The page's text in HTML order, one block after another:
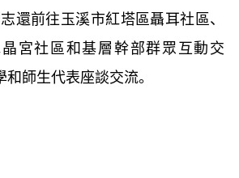
前往玉溪市紅塔區聶耳社區、
宮社區和基層幹部群眾互動交
師生代表座談交流。